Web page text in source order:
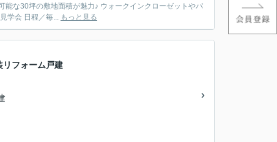
な30坪の敷地面積が魅力♪ ウォークインクローゼットやパ
す。是非一度、実際に現地をご覧になってみてください。 現地見学会 日程／毎... もっと見る
フォーム戸建